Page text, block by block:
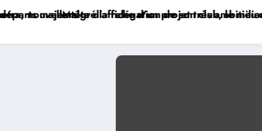
d’un projet très ambitieux
de son club, le milieu portugais Florentino
Le